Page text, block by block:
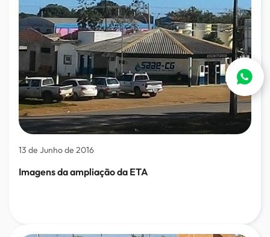
13 de Junho de 2016
Imagens da ampliação da ETA